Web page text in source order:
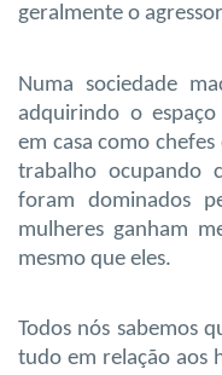
geralmente o
Numa sociedade
adquirindo o
em casa como
trabalho ocupando
foram dominados
mulheres ganham
mesmo que eles.
Todos nós sabemos
tudo em relação aos